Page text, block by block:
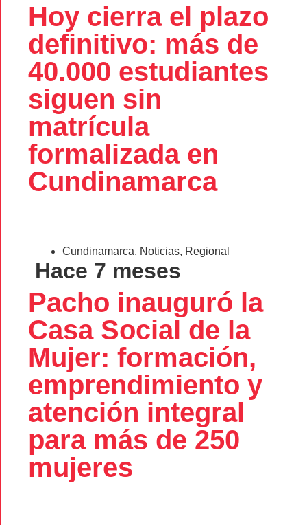
Hoy cierra el plazo
definitivo: más de
40.000 estudiantes
siguen sin
matrícula
formalizada en
Cundinamarca
Cundinamarca, Noticias, Regional
Hace 7 meses
Pacho inauguró la
Casa Social de la
Mujer: formación,
emprendimiento y
atención integral
para más de 250
mujeres